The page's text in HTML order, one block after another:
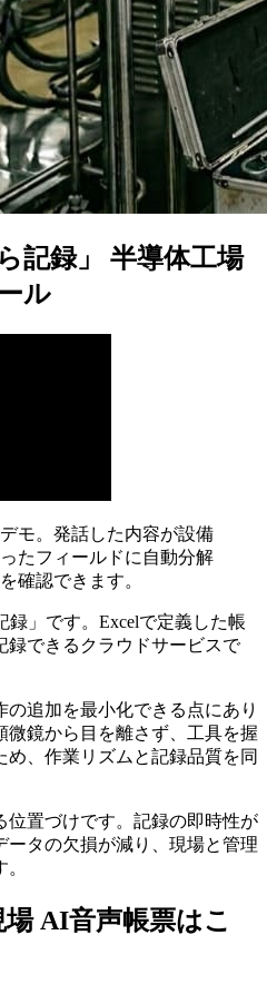
記録」 半導体工場
ル
モ。発話した内容が設備
たフィールドに自動分解
確認できます。
」です。Excelで定義した帳
録できるクラウドサービスで
追加を最小化できる点にあり
微鏡から目を離さず、工具を握
め、作業リズムと記録品質を同
位置づけです。記録の即時性が
ータの欠損が減り、現場と管理
AI音声帳票はこ